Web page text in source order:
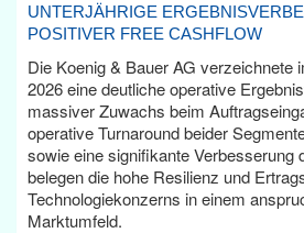
UNTERJÄHRIGE
POSITIVER FREE CASHFLOW
Die Koenig & Bauer AG verzeichnete
2026 eine deutliche operative
massiver Zuwachs beim
operative Turnaround beider
sowie eine signifikante Verbesserung
belegen die hohe Resilienz und
Technologiekonzerns in einem
Marktumfeld.